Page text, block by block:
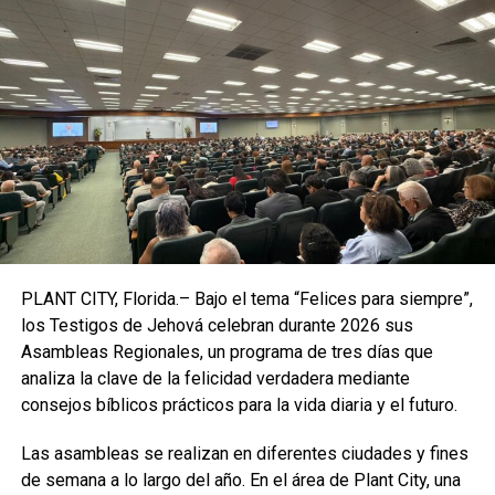
Jae-In, pidió una “rápida reanudación”
del diálogo entre
Estados Unidos y Corea del Norte, durante la Asamblea
General de la ONU.
Moon realizó el llamado una semana después de
queWashington denunciarala violación de
resoluciones del Consejo de Seguridad de Naciones
Unidaspor parte de Pyongyang, quedisparó dos misiles
balísticos al mar.
PLANT CITY, Florida.– Bajo el tema “Felices para siempre”,
los Testigos de Jehová celebran durante 2026 sus
Asambleas Regionales, un programa de tres días que
analiza la clave de la felicidad verdadera mediante
consejos bíblicos prácticos para la vida diaria y el futuro.
Las asambleas se realizan en diferentes ciudades y fines
de semana a lo largo del año. En el área de Plant City, una